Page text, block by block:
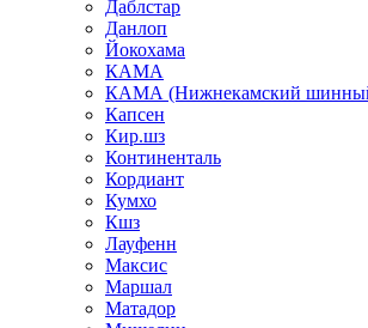
Даблстар
Данлоп
Йокохама
КАМА
КАМА (Нижнекамский
Капсен
Кир.шз
Континенталь
Кордиант
Кумхо
Кшз
Лауфенн
Максис
Маршал
Матадор